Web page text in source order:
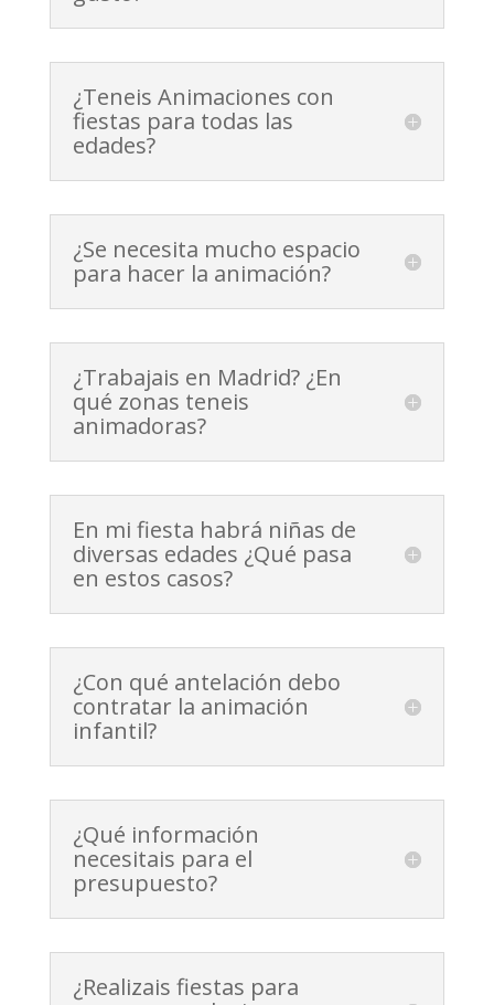
¿Teneis Animaciones con
fiestas para todas las
edades?
¿Se necesita mucho espacio
para hacer la animación?
¿Trabajais en Madrid? ¿En
qué zonas teneis
animadoras?
En mi fiesta habrá niñas de
diversas edades ¿Qué pasa
en estos casos?
¿Con qué antelación debo
contratar la animación
infantil?
¿Qué información
necesitais para el
presupuesto?
¿Realizais fiestas para